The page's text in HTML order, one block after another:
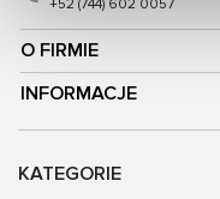
O FIRMIE
INFORMACJE
+52 (744) 602 0057
KATEGORIE